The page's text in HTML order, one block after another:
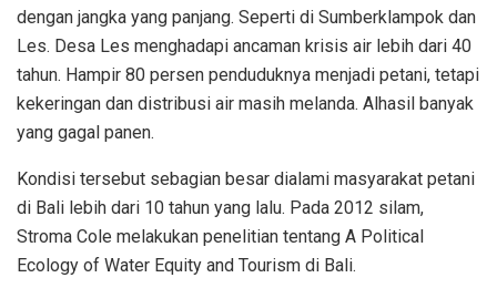
dengan jangka yang panjang. Seperti di Sumberklampok dan
Les. Desa Les menghadapi ancaman krisis air lebih dari 40
tahun. Hampir 80 persen penduduknya menjadi petani, tetapi
kekeringan dan distribusi air masih melanda. Alhasil banyak
yang gagal panen.
Kondisi tersebut sebagian besar dialami masyarakat petani
di Bali lebih dari 10 tahun yang lalu. Pada 2012 silam,
Stroma Cole melakukan penelitian tentang A Political
Ecology of Water Equity and Tourism di Bali.